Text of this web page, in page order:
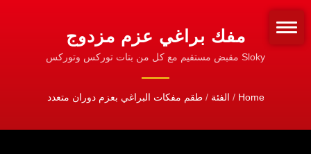
مفك براغي عزم مزدوج
SLOKY مع قطع من نوع
HEX، TORX و TORX PLUS
لمحولات عزم NM مختلفة.
سهل الاستخدام لأداة القطع
Sloky مقبض مستقيم مع كل من بتات توركس وتوركس
Home
/ الفئة / طقم مفكات البراغي بعزم دوران متعدد